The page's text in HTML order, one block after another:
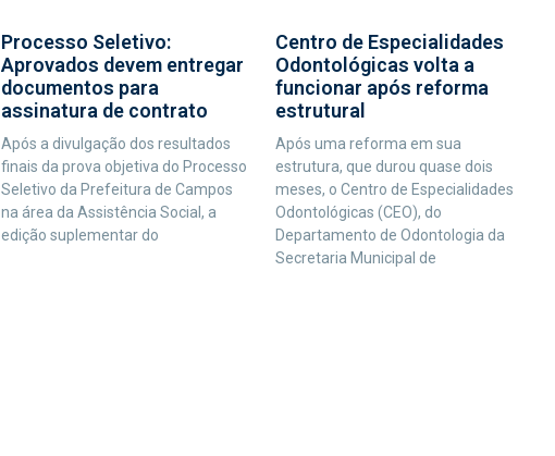
Processo Seletivo:
Aprovados devem entregar
documentos para
assinatura de contrato
Após a divulgação dos resultados
finais da prova objetiva do Processo
Seletivo da Prefeitura de Campos
na área da Assistência Social, a
edição suplementar do
Centro de Especialidades
Odontológicas volta a
funcionar após reforma
estrutural
Após uma reforma em sua
estrutura, que durou quase dois
meses, o Centro de Especialidades
Odontológicas (CEO), do
Departamento de Odontologia da
Secretaria Municipal de